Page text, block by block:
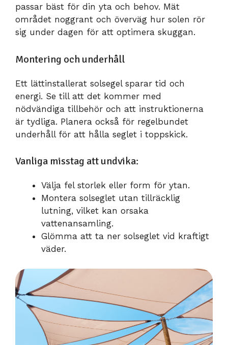
passar bäst för din yta och behov. Mät
området noggrant och överväg hur solen rör
sig under dagen för att optimera skuggan.
Montering och underhåll
Ett lättinstallerat solsegel sparar tid och
energi. Se till att det kommer med
nödvändiga tillbehör och att instruktionerna
är tydliga. Planera också för regelbundet
underhåll för att hålla seglet i toppskick.
Vanliga misstag att undvika:
Välja fel storlek eller form för ytan.
Montera solseglet utan tillräcklig
lutning, vilket kan orsaka
vattenansamling.
Glömma att ta ner solseglet vid kraftigt
väder.